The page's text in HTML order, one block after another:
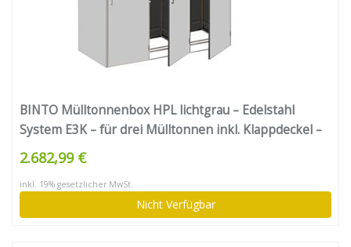
BINTO Mülltonnenbox HPL lichtgrau – Edelstahl
System E3K – für drei Mülltonnen inkl. Klappdeckel –
5148
2.682,99 €
inkl. 19% gesetzlicher MwSt.
Nicht Verfügbar